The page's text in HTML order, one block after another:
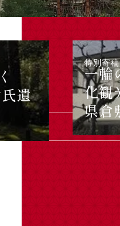
遺
特別寄
一輪
化
県倉